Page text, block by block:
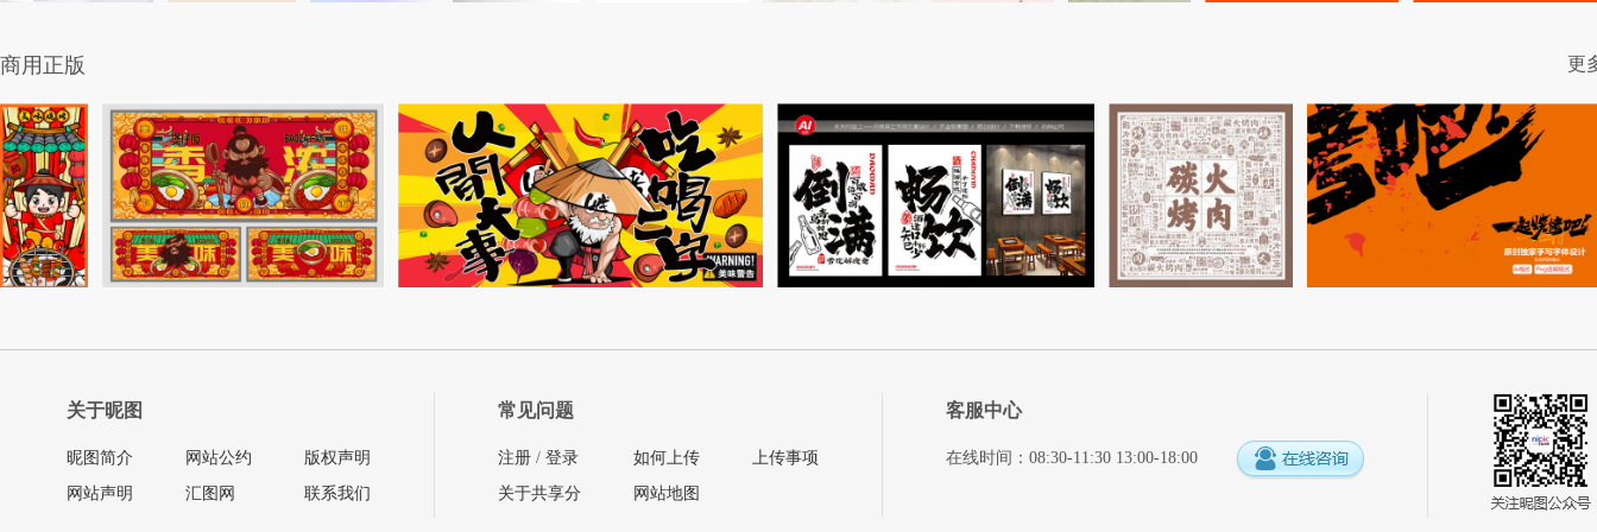
商用正版 更
关于昵图
昵图简介
网站声明
网站公约
汇图网
版权声明
联系我们
常见问题
注册 / 登录
关于共享分
如何上传
网站地图
上传事项
客服中心
在线时间：08:30-11:30 13:00-18:00